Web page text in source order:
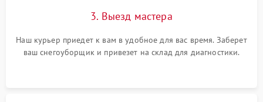
3. Выезд мастера
Наш курьер приедет к вам в удобное для вас время. Заберет
ваш снегоуборщик и привезет на склад для диагностики.